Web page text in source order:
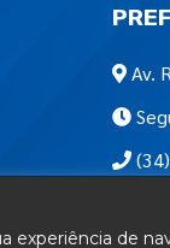
experiência de
Av.